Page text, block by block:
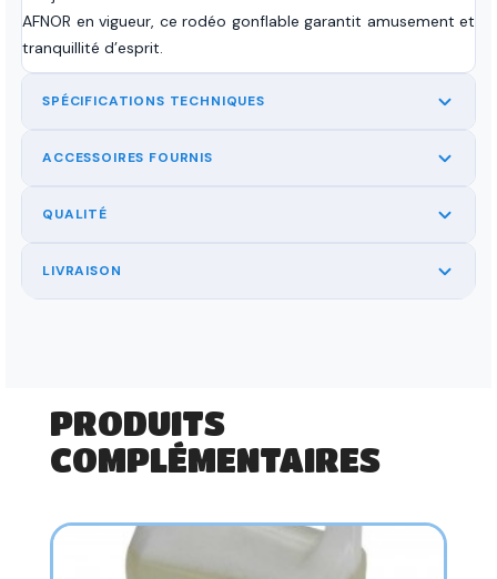
AFNOR en vigueur, ce rodéo gonflable garantit amusement et
tranquillité d’esprit.
SPÉCIFICATIONS TECHNIQUES
ACCESSOIRES FOURNIS
QUALITÉ
LIVRAISON
PRODUITS
COMPLÉMENTAIRES